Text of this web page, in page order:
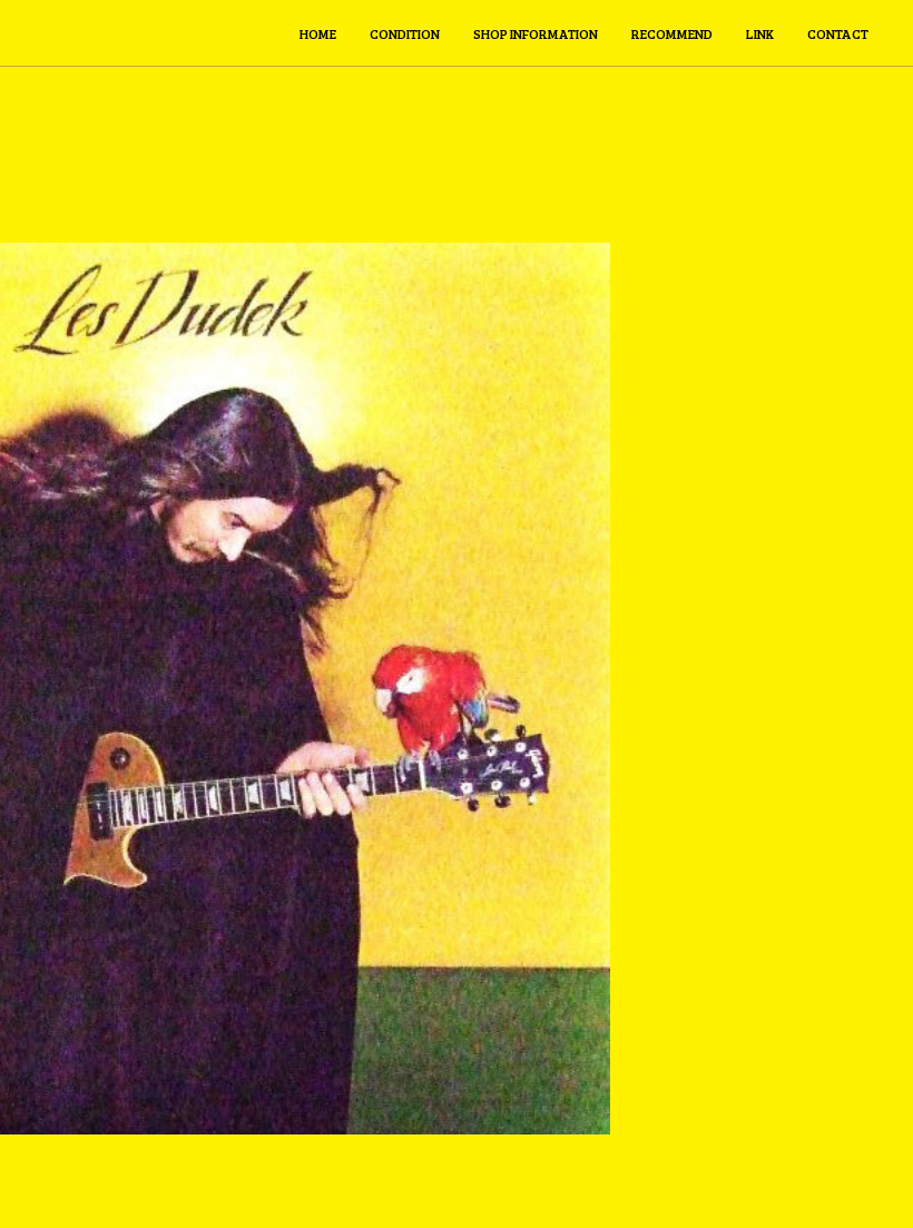
HOME CONDITION SHOP INFORMATION RECOMMEND LINK CONTACT